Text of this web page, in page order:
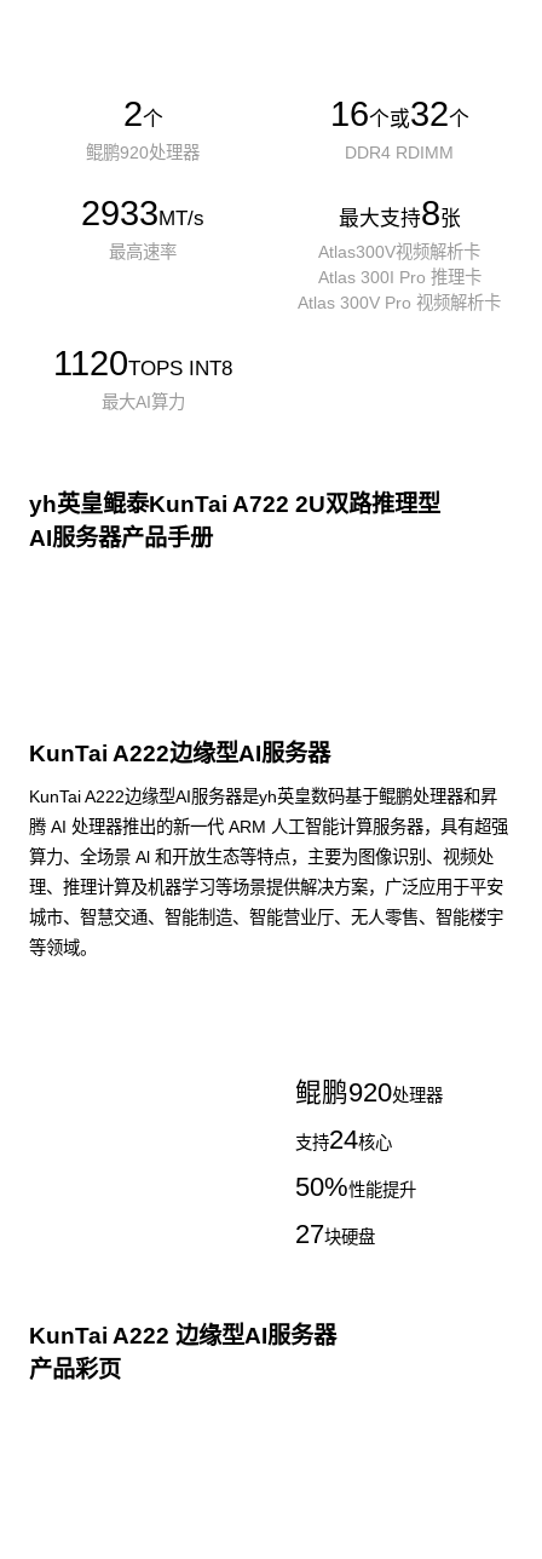
2个
鲲鹏920处理器
16个或32个
DDR4 RDIMM
2933MT/s
最高速率
最大支持8张
Atlas300V视频解析卡
Atlas 300I Pro 推理卡
Atlas 300V Pro 视频解析卡
1120TOPS INT8
最大AI算力
yh英皇鲲泰KunTai A722 2U双路推理型
AI服务器产品手册
KunTai A222边缘型AI服务器
KunTai A222边缘型AI服务器是yh英皇数码基于鲲鹏处理器和昇
腾 AI 处理器推出的新一代 ARM 人工智能计算服务器，具有超强
算力、全场景 Al 和开放生态等特点，主要为图像识别、视频处
理、推理计算及机器学习等场景提供解决方案，广泛应用于平安
城市、智慧交通、智能制造、智能营业厅、无人零售、智能楼宇
等领域。
鲲鹏920处理器
支持24核心
50%性能提升
27块硬盘
KunTai A222 边缘型AI服务器
产品彩页